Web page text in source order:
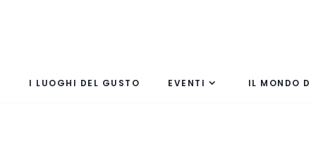
I LUOGHI DEL GUSTO EVENTI IL MONDO